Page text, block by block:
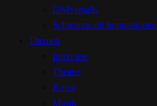
UNIversalis
Schwarzwald Impressionen
Themen
Interview
Theater
Kunst
Musik